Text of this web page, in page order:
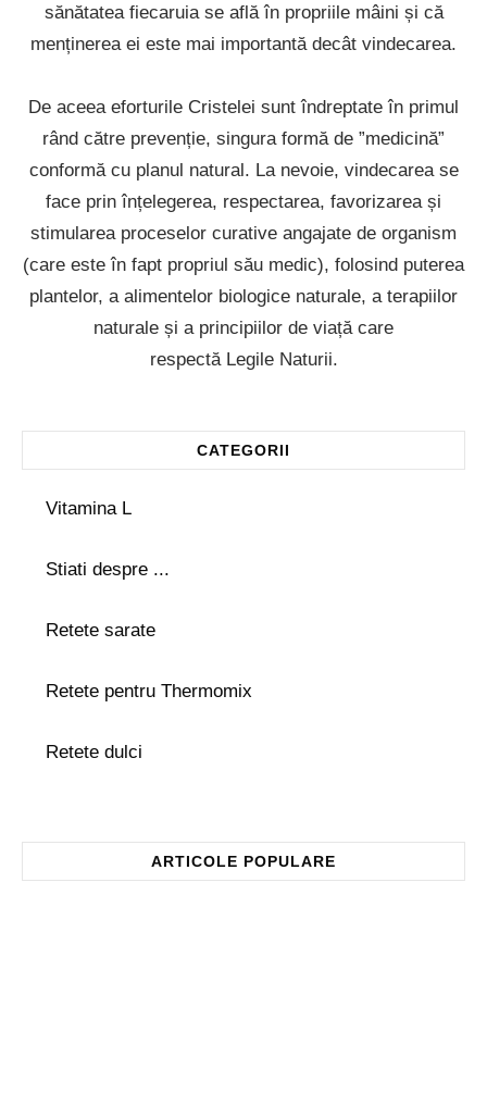
sănătatea fiecaruia se află în propriile mâini și că
menținerea ei este mai importantă decât vindecarea.
De aceea eforturile Cristelei sunt îndreptate în primul
rând către prevenție, singura formă de ”medicină”
conformă cu planul natural. La nevoie, vindecarea se
face prin înțelegerea, respectarea, favorizarea și
stimularea proceselor curative angajate de organism
(care este în fapt propriul său medic), folosind puterea
plantelor, a alimentelor biologice naturale, a terapiilor
naturale și a principiilor de viață care
respectă Legile Naturii.
CATEGORII
Vitamina L
Stiati despre ...
Retete sarate
Retete pentru Thermomix
Retete dulci
ARTICOLE POPULARE